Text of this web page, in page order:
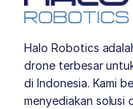
Halo Robotics
drone terbesar
di Indonesia. Kami
menyediakan solusi